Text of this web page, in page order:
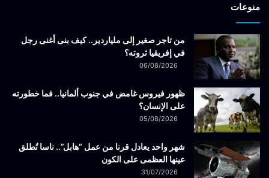
منوعات
من تاجر صغير إلى ملياردير.. كيف بنى أغنى رجل
في إفريقيا ثروته؟
06/08/2026
ظهور فيروس غامض في جنوب ألمانيا.. فما خطورته
على الإنسان؟
05/08/2026
شهر واحد يعادل قرنا من عمل “هابل”.. ناسا تُطلق
عينها العظمى على الكون
31/07/2026